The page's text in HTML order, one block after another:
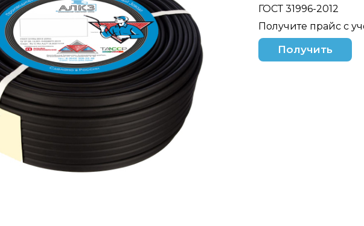
ГОСТ 31996-2012
Получите прайс с
Получить